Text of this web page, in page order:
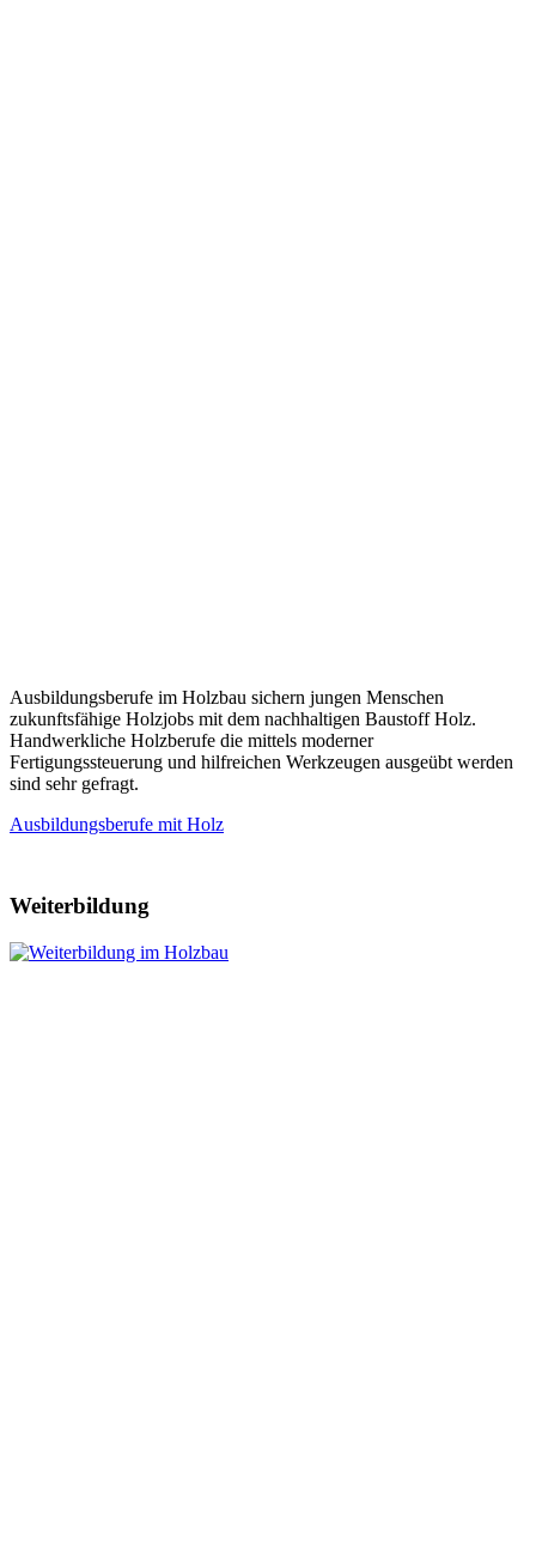
Ausbildungsberufe im Holzbau sichern jungen Menschen
zukunftsfähige Holzjobs mit dem nachhaltigen Baustoff Holz.
Handwerkliche Holzberufe die mittels moderner
Fertigungssteuerung und hilfreichen Werkzeugen ausgeübt werden
sind sehr gefragt.
Ausbildungsberufe mit Holz
Weiterbildung